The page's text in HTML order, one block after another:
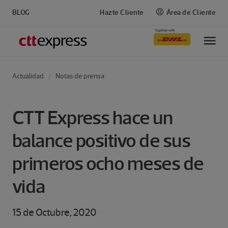
BLOG Área de Cliente
Hazte Cliente
Actualidad Notas de prensa
CTT Express hace un
balance positivo de sus
primeros ocho meses de
vida
15 de Octubre, 2020